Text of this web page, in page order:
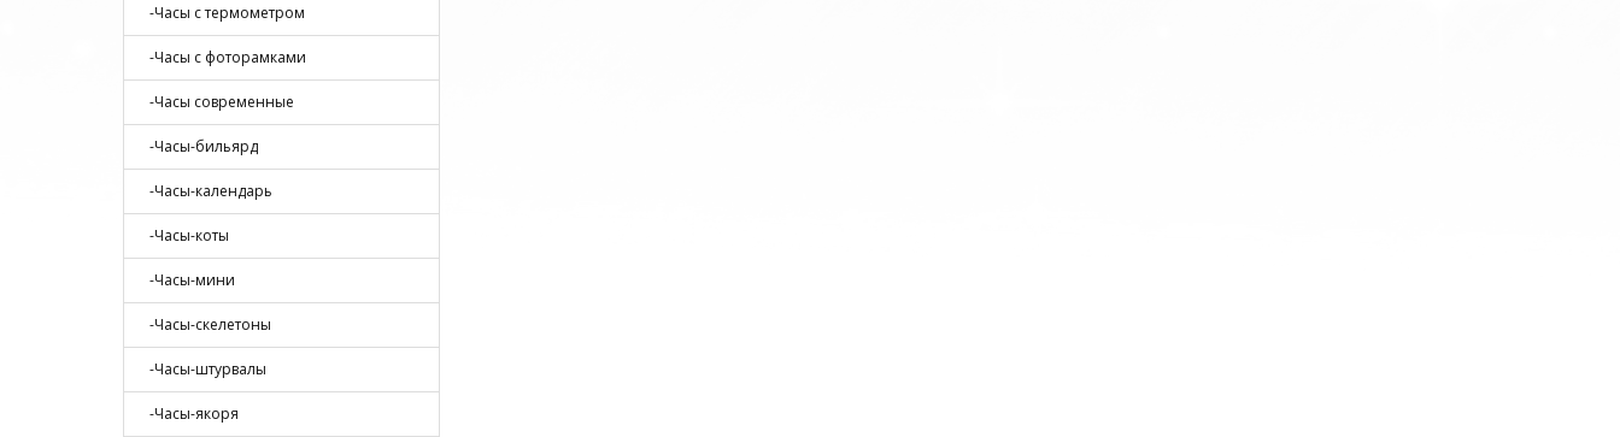
-Часы с термометром
-Часы с фоторамками
-Часы современные
-Часы-бильярд
-Часы-календарь
-Часы-коты
-Часы-мини
-Часы-скелетоны
-Часы-штурвалы
-Часы-якоря